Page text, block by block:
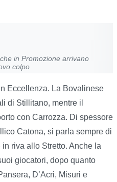
in Promozione arrivano
colpo
Eccellenza. La Bovalinese
di Stillitano, mentre il
con Carrozza. Di spessore
Catona, si parla sempre di
riva allo Stretto. Anche la
giocatori, dopo quanto
D’Acri, Misuri e